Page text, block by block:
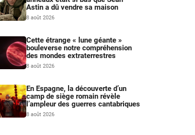
Astin a dû vendre sa maison
8 août 2026
Cette étrange « lune géante »
bouleverse notre compréhension
des mondes extraterrestres
8 août 2026
En Espagne, la découverte d’un
camp de siège romain révèle
l’ampleur des guerres cantabriques
8 août 2026